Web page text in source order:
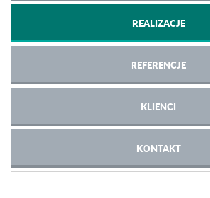
REALIZACJE
REFERENCJE
KLIENCI
KONTAKT